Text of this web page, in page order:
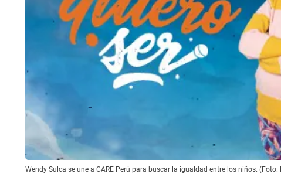
Wendy Sulca se une a CARE Perú para buscar la igualdad entre los niños. (Foto: